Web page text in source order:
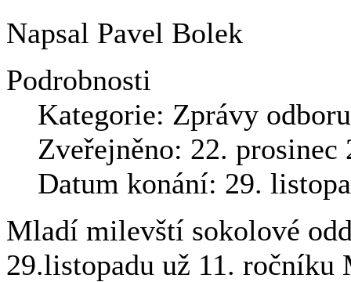
Napsal Pavel Bolek
Podrobnosti
Kategorie: Zprávy
Zveřejněno: 22. prosinec
Datum konání: 29.
Mladí milevští sokolové
29.listopadu už 11.